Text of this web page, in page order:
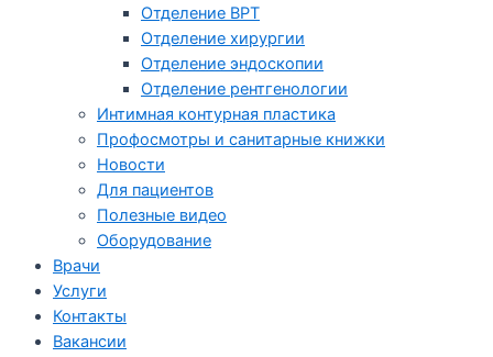
Отделение ВРТ
Отделение хирургии
Отделение эндоскопии
Отделение рентгенологии
Интимная контурная пластика
Профосмотры и санитарные книжки
Новости
Для пациентов
Полезные видео
Оборудование
Врачи
Услуги
Контакты
Вакансии